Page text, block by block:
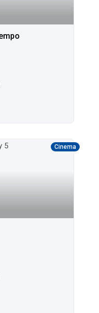
Cinema